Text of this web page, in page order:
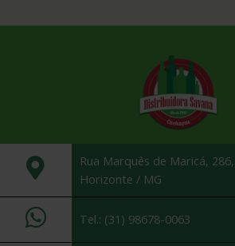
Rua Marquês de Maricá,
Horizonte / MG
Tel.: (31) 98678-0063